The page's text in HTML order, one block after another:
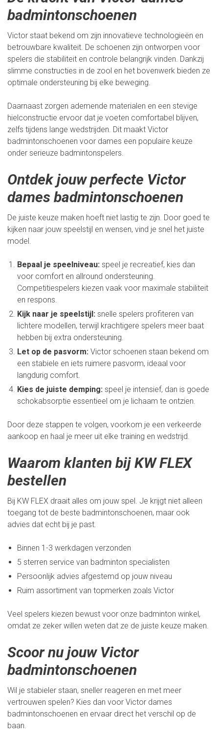
badmintonschoenen
Victor staat bekend om zijn innovatieve technologieën en
betrouwbare kwaliteit. De schoenen zijn ontworpen voor
spelers die stabiliteit en controle belangrijk vinden. Dankzij
slimme constructies in de zool en het bovenwerk bieden ze
optimale ondersteuning bij elke beweging.
Daarnaast zorgen ademende materialen en een stevige
hielconstructie ervoor dat je voeten comfortabel blijven,
zelfs tijdens lange wedstrijden. Dit maakt Victor
badmintonschoenen voor dames een populaire keuze
onder serieuze badmintonspelers.
Ontdek jouw perfecte Victor
dames badmintonschoenen
De juiste keuze maken hoeft niet lastig te zijn. Door goed te
kijken naar jouw speelstijl en wensen, vind je snel het juiste
model.
Bepaal je speelniveau: speel je recreatief, kies dan
voor comfort en allround ondersteuning.
Competitiespelers kiezen vaak voor maximale stabiliteit
en respons.
Kijk naar je speelstijl: snelle spelers profiteren van
lichtere modellen, terwijl krachtigere spelers meer baat
hebben bij extra ondersteuning.
Let op de pasvorm: Victor schoenen staan bekend om
een stabiele en iets ruimere pasvorm, ideaal voor
langdurig comfort.
Kies de juiste demping: speel je intensief, dan is goede
schokabsorptie essentieel om je lichaam te ontzien.
Door deze stappen te volgen, voorkom je een verkeerde
aankoop en haal je meer uit elke training en wedstrijd.
Waarom klanten bij KW FLEX
bestellen
Bij KW FLEX draait alles om jouw spel. Je krijgt niet alleen
toegang tot de beste badmintonschoenen, maar ook
advies dat echt bij je past.
Binnen 1-3 werkdagen verzonden
5 sterren service van badminton specialisten
Persoonlijk advies afgestemd op jouw niveau
Ruim assortiment van topmerken zoals Victor
Veel spelers kiezen bewust voor onze badminton winkel,
omdat ze zeker willen weten dat ze de juiste keuze maken.
Scoor nu jouw Victor
badmintonschoenen
Wil je stabieler staan, sneller reageren en met meer
vertrouwen spelen? Kies dan voor Victor dames
badmintonschoenen en ervaar direct het verschil op de
baan.